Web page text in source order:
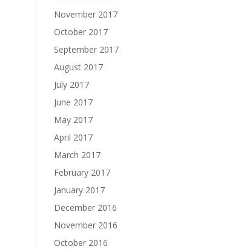
November 2017
October 2017
September 2017
August 2017
July 2017
June 2017
May 2017
April 2017
March 2017
February 2017
January 2017
December 2016
November 2016
October 2016